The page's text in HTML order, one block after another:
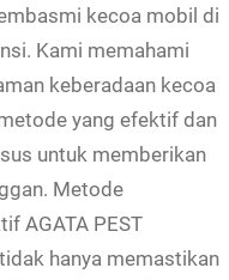
kecoa mobil di
Kami memahami
keberadaan kecoa
yang efektif dan
untuk memberikan
Metode
AGATA PEST
hanya memastikan